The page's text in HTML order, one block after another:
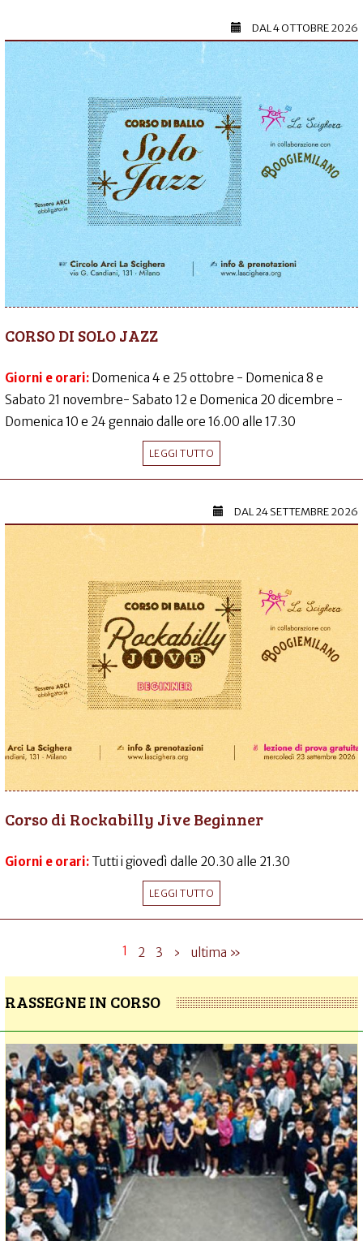
DAL4 OTTOBRE 2026
CORSO DI SOLO JAZZ
Giorni e orari: Domenica 4 e 25 ottobre - Domenica 8 e
Sabato 21 novembre- Sabato 12 e Domenica 20 dicembre -
Domenica 10 e 24 gennaio dalle ore 16.00 alle 17.30
LEGGI TUTTO
DAL24 SETTEMBRE 2026
Corso di Rockabilly Jive Beginner
Giorni e orari: Tutti i giovedì dalle 20.30 alle 21.30
LEGGI TUTTO
1 2 3 › ultima »
RASSEGNE IN CORSO